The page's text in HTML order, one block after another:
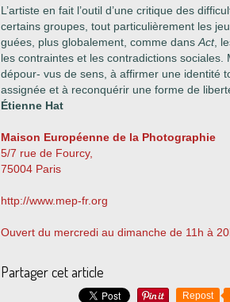
L’artiste en fait l’outil d’une critique des
certains groupes, tout particulièrement les
guées, plus globalement, comme dans Act,
les contraintes et les contradictions
dépour- vus de sens, à affirmer une identité
assignée et à reconquérir une forme de
Étienne Hat
Maison Européenne de la Photographie
5/7 rue de Fourcy,
75004 Paris
http://www.mep-fr.org
Ouvert du mercredi au dimanche de 11h à
Partager cet article
Repost